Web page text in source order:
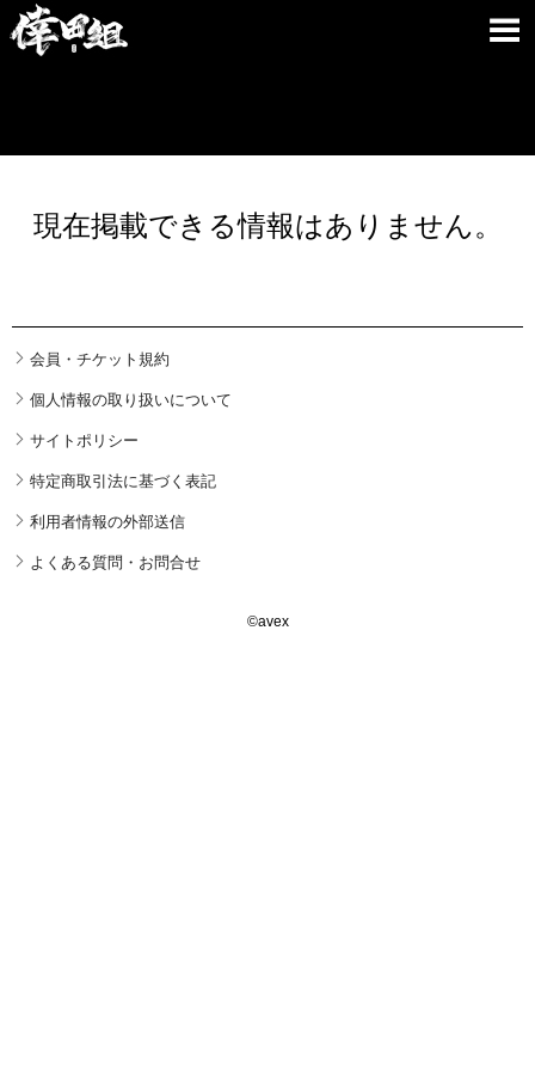
現在掲載できる情報はありません。
会員・チケット規約
個人情報の取り扱いについて
サイトポリシー
特定商取引法に基づく表記
利用者情報の外部送信
よくある質問・お問合せ
©avex